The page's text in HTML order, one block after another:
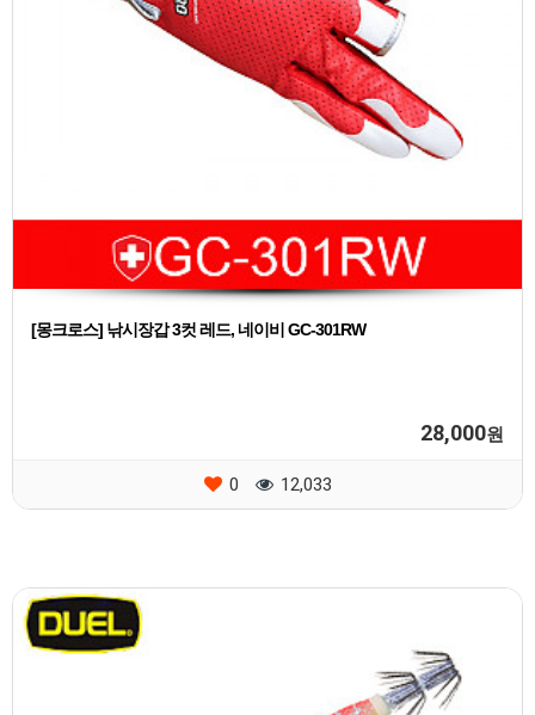
[몽크로스] 낚시장갑 3컷 레드, 네이비 GC-301RW
28,000원
0 12,033